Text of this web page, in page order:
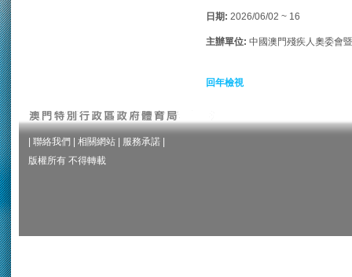
日期: 2026/06/02 ~ 16
主辦單位: 中國澳門殘疾人奧委會
回年檢視
聯絡我們 相關網站 服務承諾
版權所有 不得轉載